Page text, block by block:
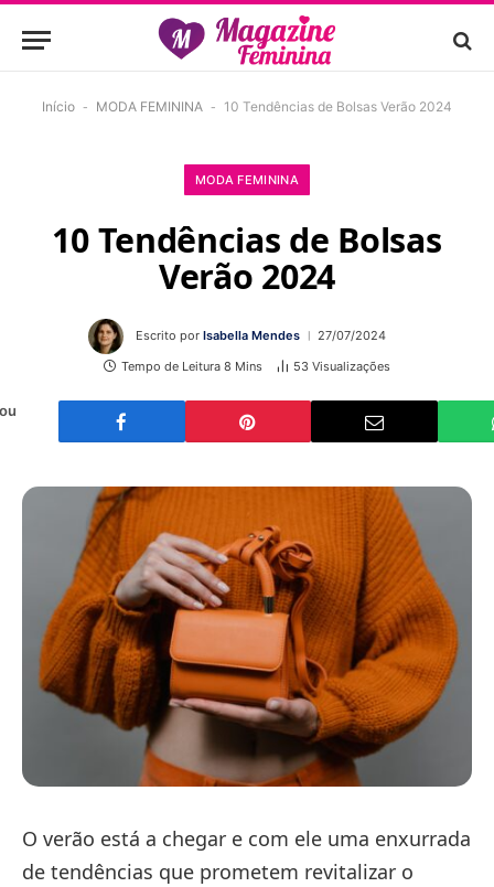
Início - MODA FEMININA - 10 Tendências de Bolsas Verão 2024
MODA FEMININA
10 Tendências de Bolsas
Verão 2024
Escrito por Isabella Mendes
27/07/2024
Tempo de Leitura 8 Mins
53 Visualizações
O verão está a chegar e com ele uma enxurrada
de tendências que prometem revitalizar o